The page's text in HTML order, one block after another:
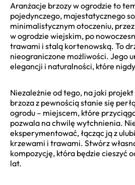
Aranżacje brzozy w ogrodzie to
pojedynczego, majestatycznego
minimalistycznym otoczeniu,
w ogrodzie wiejskim, po
trawami i stalą kortenowską. To
nieograniczone możliwości. Jego
elegancji i naturalności, które
Niezależnie od tego, na jaki projekt
brzoza z pewnością stanie się
ogrodu – miejscem, które
pozwala na chwilę wytchnienia.
eksperymentować, łącząc ją z
krzewami i trawami. Stwórz
kompozycję, która będzie cieszyć
lat.